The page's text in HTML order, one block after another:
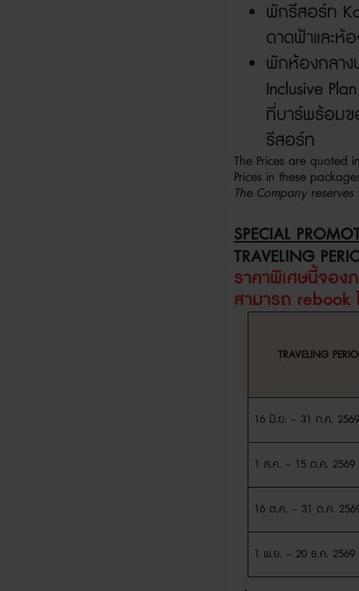
พักรีสอร์ท
ดาดฟ้าและห้
พักห้องกลา
Inclusive
ที่บาร์พร้อมข
รีสอร์ท
The Prices are quoted
Prices in these
The Company
SPECIAL
TRAVELING
ราคาพิเศษนี้จอง
สามารถ rebook
TRAVELING
16 มิ.ย.– 31 ก.ค.
1 ส.ค.– 15ต.ค. 2569
16ต.ค.– 31ต.ค.
1 พ.ย.– 20 ธ.ค. 2569